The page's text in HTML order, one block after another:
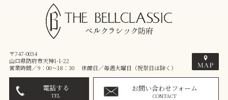
〒747-0034
山口県防府市天神1-1-22
営業時間／9：00～18：30 休館日／毎週火曜日（祝祭日は除く）
電話する
TEL
お問い合わせフォーム
CONTACT